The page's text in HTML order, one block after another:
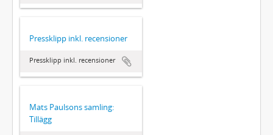
Pressklipp inkl. recensioner
Pressklipp inkl. recensioner
Mats Paulsons samling:
Tillägg